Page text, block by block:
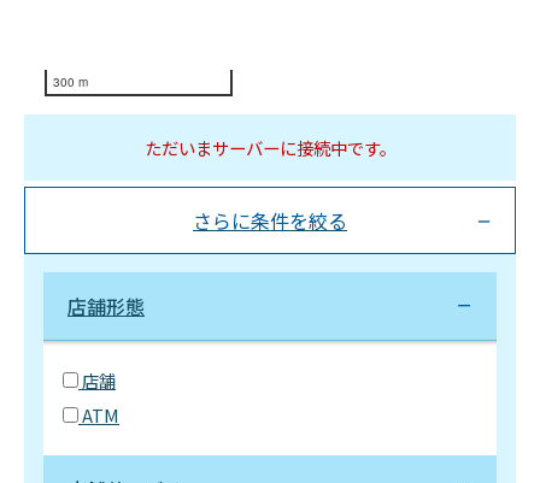
300 m
ただいまサーバーに接続中です。
さらに条件を絞る
店舗形態
店舗
ATM